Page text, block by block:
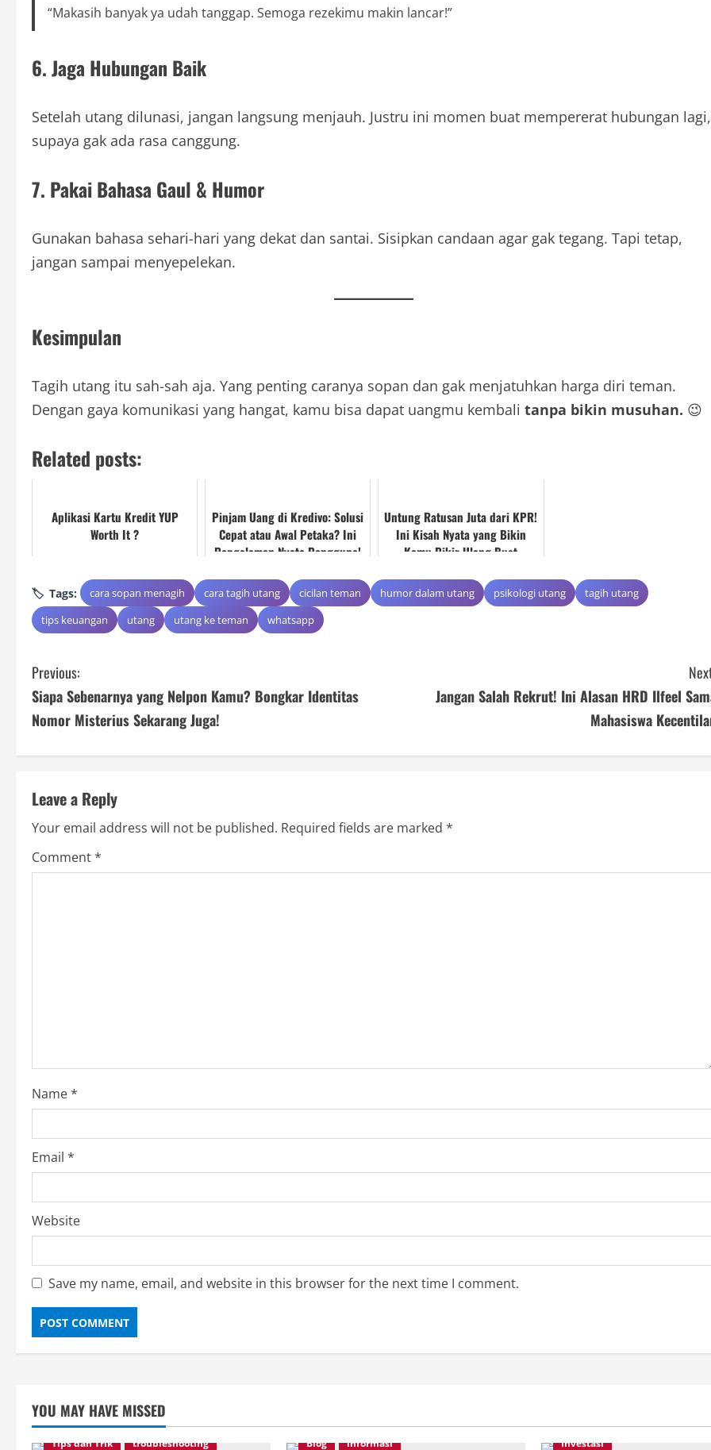
“Makasih banyak ya udah tanggap. Semoga rezekimu makin lancar!”
6. Jaga Hubungan Baik
Setelah utang dilunasi, jangan langsung menjauh. Justru ini momen buat mempererat hubungan lagi,
supaya gak ada rasa canggung.
7. Pakai Bahasa Gaul & Humor
Gunakan bahasa sehari-hari yang dekat dan santai. Sisipkan candaan agar gak tegang. Tapi tetap,
jangan sampai menyepelekan.
Kesimpulan
Tagih utang itu sah-sah aja. Yang penting caranya sopan dan gak menjatuhkan harga diri teman.
Dengan gaya komunikasi yang hangat, kamu bisa dapat uangmu kembali tanpa bikin musuhan. 😉
Related posts:
Aplikasi Kartu Kredit YUP
Worth It ?
Pinjam Uang di Kredivo: Solusi
Cepat atau Awal Petaka? Ini
Pengalaman Nyata Pengguna!
Untung Ratusan Juta dari KPR!
Ini Kisah Nyata yang Bikin
Kamu Pikir Ulang Buat
Tags: cara sopan menagih cara tagih utang cicilan teman humor dalam utang psikologi utang
tagih utang
tips keuangan
utang utang ke teman whatsapp
C
o
i
n
u
i
n
g
Previous:
Siapa Sebenarnya yang Nelpon Kamu? Bongkar Identitas
Nomor Misterius Sekarang Juga!
Jangan Salah Rekrut! Ini Alasan HRD Ilfeel
Mahasiswa
Leave a Reply
Your email address will not be published. Required fields are marked *
Comment*
Name*
Email *
Website
Save my name, email, and website in this browser for the next time I comment.
YOU MAY HAVE MISSED
Tips dan Trik troubleshooting Blog informasi Investasi